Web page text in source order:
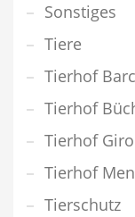
Sonstiges
Tiere
Tierhof
Tierhof
Tierhof
Tierhof
Tierschutz